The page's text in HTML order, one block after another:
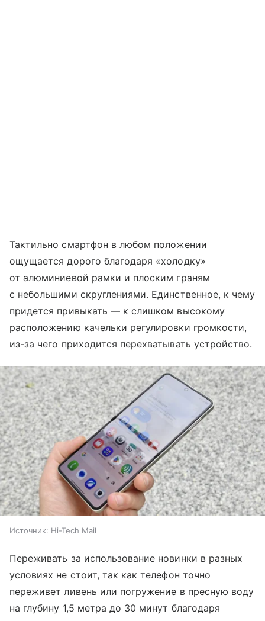
Тактильно смартфон в любом положении
ощущается дорого благодаря «холодку»
от алюминиевой рамки и плоским граням
с небольшими скруглениями. Единственное, к чему
придется привыкать — к слишком высокому
расположению качельки регулировки громкости,
из-за чего приходится перехватывать устройство.
Источник: Hi-Tech Mail
Переживать за использование новинки в разных
условиях не стоит, так как телефон точно
переживет ливень или погружение в пресную воду
на глубину 1,5 метра до 30 минут благодаря